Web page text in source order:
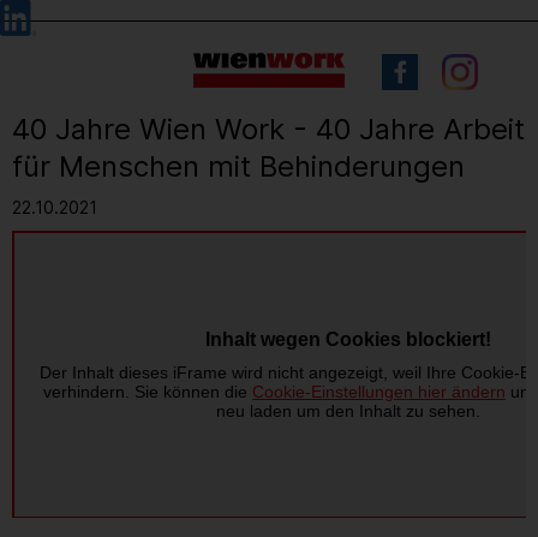
Barrierefreie
Bedienung
Sprachauswahl
40 Jahre Wien Work - 40 Jahre Arbeit
für Menschen mit Behinderungen
22.10.2021